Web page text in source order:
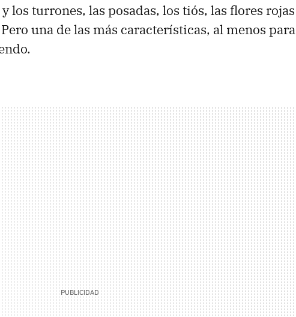
los turrones, las posadas, los tiós, las flores rojas
una de las más características, al menos para